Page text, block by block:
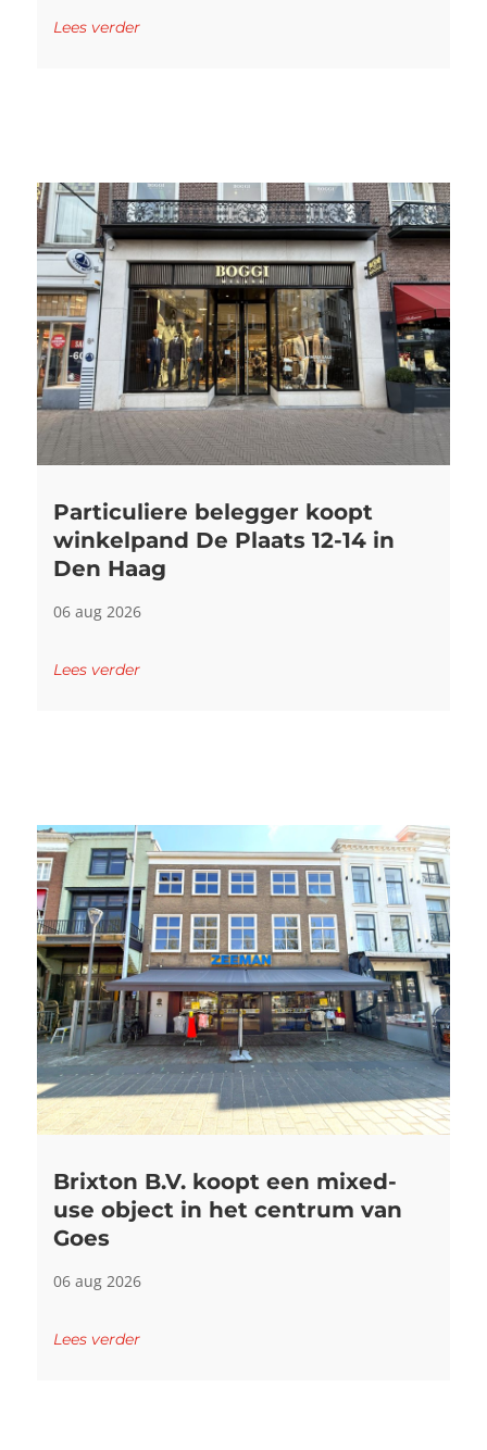
Lees verder
Particuliere belegger koopt
winkelpand De Plaats 12-14 in
Den Haag
06 aug 2026
Lees verder
Brixton B.V. koopt een mixed-
use object in het centrum van
Goes
06 aug 2026
Lees verder